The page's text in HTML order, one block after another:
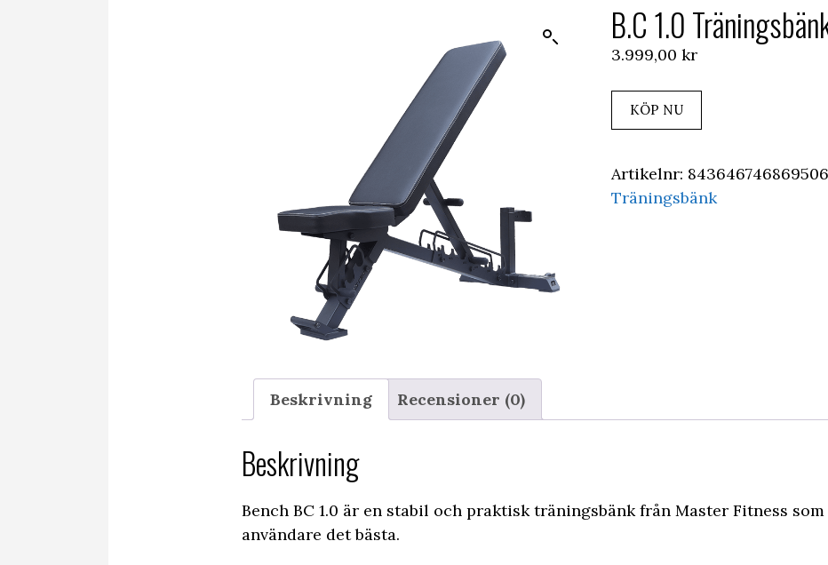
B.C 1.0
3.999,00 kr
KÖP NU
Artikelnr:
Träningsbänk
Beskrivning Recensioner (0)
Beskrivning
Bench BC 1.0 är en stabil och praktisk träningsbänk från Master Fitness
användare det bästa.